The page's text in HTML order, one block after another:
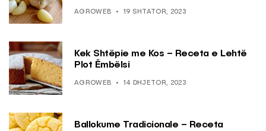
AGROWEB 19 SHTATOR, 2023
Kek Shtëpie me Kos – Receta e Lehtë
Plot Ëmbëlsi
AGROWEB 14 DHJETOR, 2023
Ballokume Tradicionale – Receta